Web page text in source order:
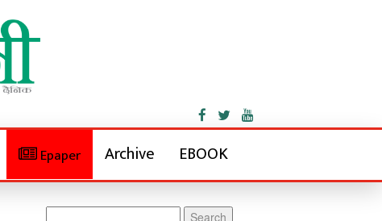
Epaper Archive EBOOK